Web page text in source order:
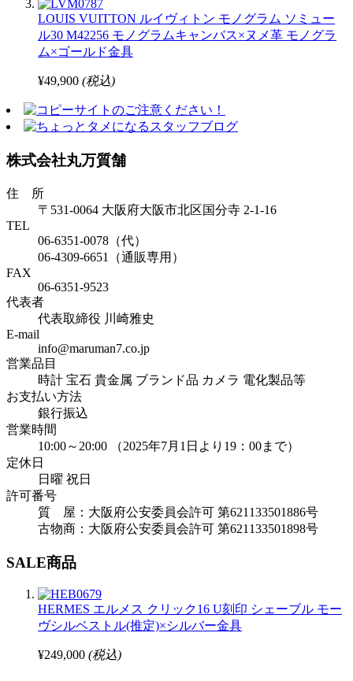
LOUIS VUITTON ルイヴィトン モノグラム ソミュー
ル30 M42256 モノグラムキャンバス×ヌメ革 モノグラ
ム×ゴールド金具
¥49,900 (税込)
株式会社丸万質舗
住 所
〒531-0064 大阪府大阪市北区国分寺 2-1-16
TEL
06-6351-0078（代）
06-4309-6651（通販専用）
FAX
06-6351-9523
代表者
代表取締役 川崎雅史
E-mail
info@maruman7.co.jp
営業品目
時計 宝石 貴金属 ブランド品 カメラ 電化製品等
お支払い方法
銀行振込
営業時間
10:00～20:00 （2025年7月1日より19：00まで）
定休日
日曜 祝日
許可番号
質 屋：大阪府公安委員会許可 第621133501886号
古物商：大阪府公安委員会許可 第621133501898号
SALE商品
HERMES エルメス クリック16 U刻印 シェーブル モー
ヴシルベストル(推定)×シルバー金具
¥249,000 (税込)